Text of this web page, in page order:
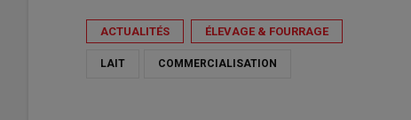
ACTUALITÉS ÉLEVAGE & FOURRAGE
LAIT COMMERCIALISATION